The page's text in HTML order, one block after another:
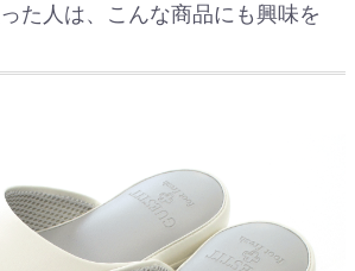
た人は、こんな商品にも興味を